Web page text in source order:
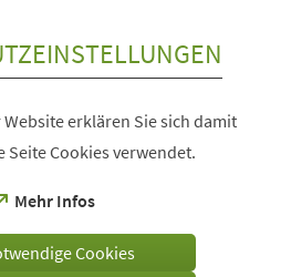
erklären Sie sich damit
Seite Cookies verwendet.
Mehr Infos
Cookies